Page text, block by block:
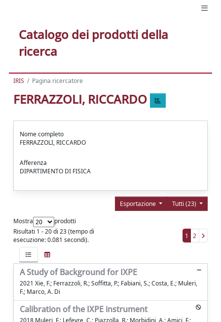
Catalogo dei prodotti della
ricerca
IRIS Pagina ricercatore
FERRAZZOLI, RICCARDO
Nome completo
FERRAZZOLI, RICCARDO
Afferenza
DIPARTIMENTO DI FISICA
Tutti (23)
Esportazione
Mostra
prodotti
Risultati 1 - 20 di 23 (tempo di
esecuzione: 0.081 secondi).
1 2
A Study of Background for IXPE
2021 Xie, F.; Ferrazzoli, R.; Soffitta, P.; Fabiani, S.; Costa, E.; Muleri,
F.; Marco, A. Di
Calibration of the IXPE instrument
2018 Muleri, F.; Lefevre, C.; Piazzolla, R.; Morbidini, A.; Amici, F.;